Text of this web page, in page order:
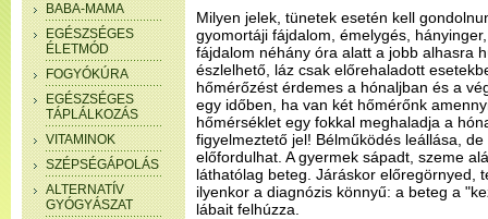
BABA-MAMA
EGÉSZSÉGES
ÉLETMÓD
FOGYÓKÚRA
EGÉSZSÉGES
TÁPLÁLKOZÁS
VITAMINOK
SZÉPSÉGÁPOLÁS
ALTERNATÍV
GYÓGYÁSZAT
Milyen jelek, tünetek esetén kell
gyomortáji fájdalom, émelygés,
fájdalom néhány óra alatt a jobb alhasra
észlelhető, láz csak előrehaladott
hőmérőzést érdemes a hónaljban és a
egy időben, ha van két hőmérőnk
hőmérséklet egy fokkal meghaladja a
figyelmeztető jel! Bélműködés leállása,
előfordulhat. A gyermek sápadt, szeme
láthatólag beteg. Járáskor előregörnyed,
ilyenkor a diagnózis könnyű: a beteg a
lábait felhúzza.